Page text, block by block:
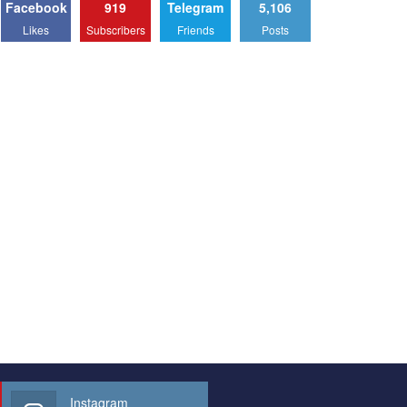
Facebook
Likes
919
Subscribers
Telegram
Friends
5,106
Posts
Instagram